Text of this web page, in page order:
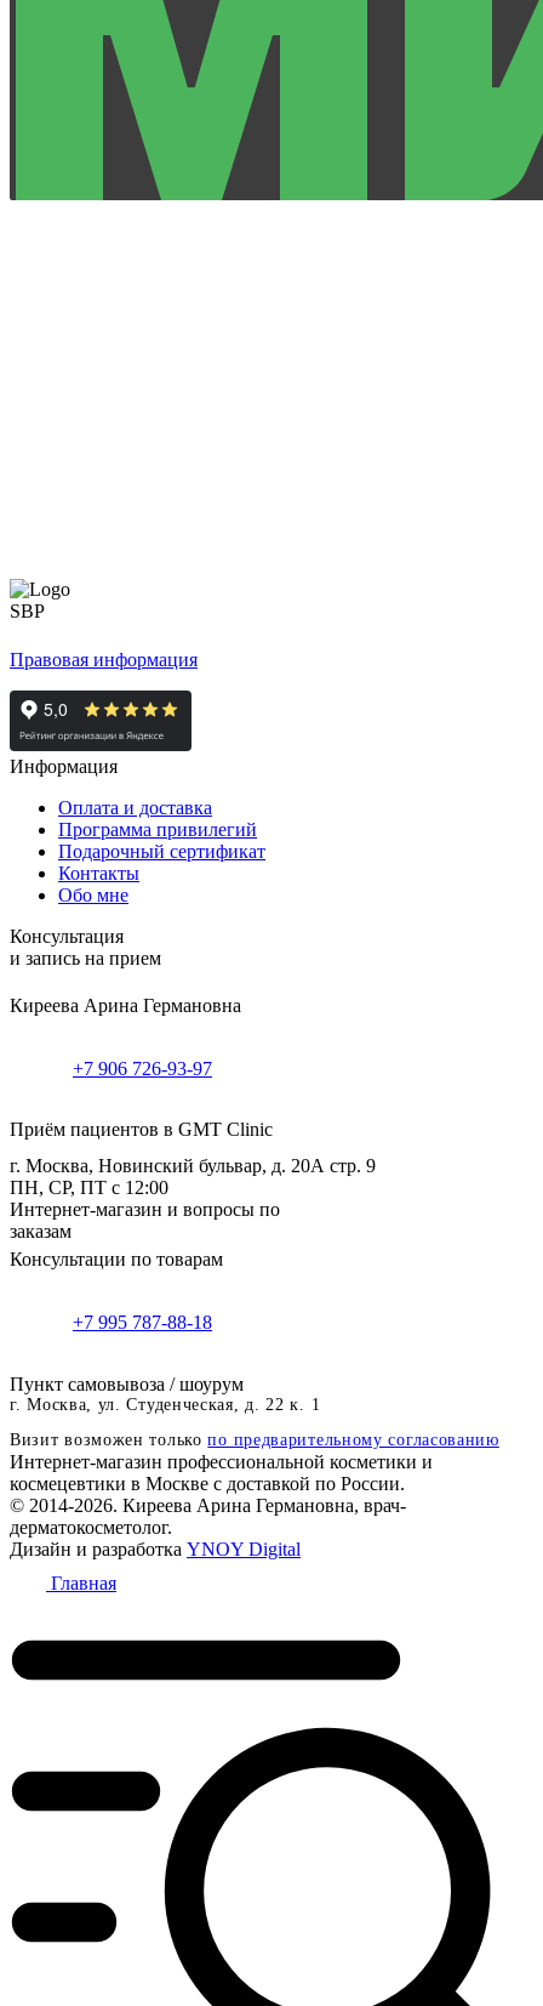
Правовая информация
Информация
Оплата и доставка
Программа привилегий
Подарочный сертификат
Контакты
Обо мне
Консультация
и запись на прием
Киреева Арина Германовна
+7 906 726-93-97
Приём пациентов в GMT Clinic
г. Москва, Новинский бульвар, д. 20А стр. 9
ПН, СР, ПТ с 12:00
Интернет-магазин и вопросы по
заказам
Консультации по товарам
+7 995 787-88-18
Пункт самовывоза / шоурум
г. Москва, ул. Студенческая, д. 22 к. 1
Визит возможен толькопо предварительному согласованию
Интернет-магазин профессиональной косметики и
космецевтики в Москве с доставкой по России.
© 2014-2026. Киреева Арина Германовна, врач-
дерматокосметолог.
Дизайн и разработка YNOY Digital
Главная